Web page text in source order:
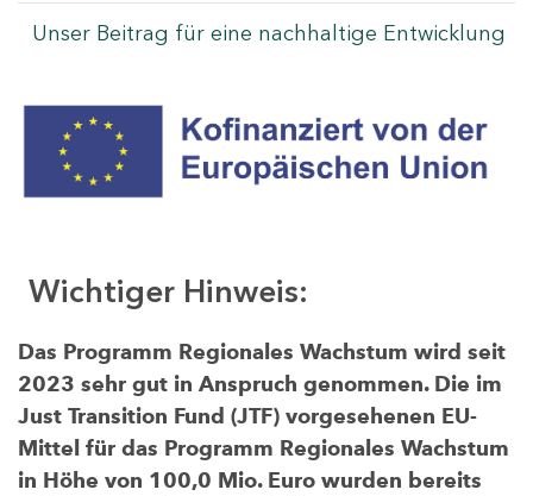
Unser Beitrag für eine nachhaltige Entwicklung
Wichtiger Hinweis:
Das Programm Regionales Wachstum wird seit
2023 sehr gut in Anspruch genommen. Die im
Just Transition Fund (JTF) vorgesehenen EU-
Mittel für das Programm Regionales Wachstum
in Höhe von 100,0 Mio. Euro wurden bereits